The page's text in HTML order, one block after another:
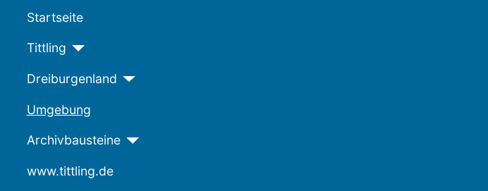
Startseite
Tittling
Dreiburgenland
Umgebung
Archivbausteine
www.tittling.de